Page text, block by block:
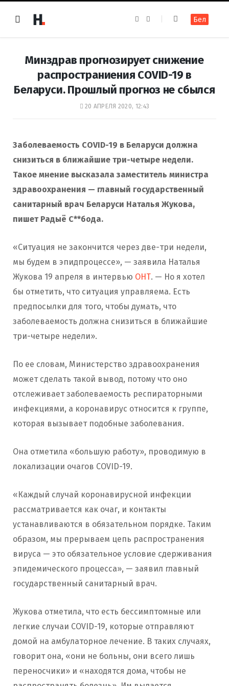
e
o
k
t
r
m
Бел
Минздрав прогнозирует снижение
распространиения COVID-19 в
Беларуси. Прошлый прогноз не сбылся
20 АПРЕЛЯ 2020, 12:43
Заболеваемость COVID-19 в Беларуси должна
снизиться в ближайшие три-четыре недели.
Такое мнение высказала заместитель министра
здравоохранения — главный государственный
санитарный врач Беларуси Наталья Жукова,
пишет Радыё С**бода.
«Ситуация не закончится через две-три недели,
мы будем в эпидпроцессе», — заявила Наталья
Жукова 19 апреля в интервью ОНТ. — Но я хотел
бы отметить, что ситуация управляема. Есть
предпосылки для того, чтобы думать, что
заболеваемость должна снизиться в ближайшие
три-четыре недели».
По ее словам, Министерство здравоохранения
может сделать такой вывод, потому что оно
отслеживает заболеваемость респираторными
инфекциями, а коронавирус относится к группе,
которая вызывает подобные заболевания.
Она отметила «большую работу», проводимую в
локализации очагов COVID-19.
«Каждый случай коронавирусной инфекции
рассматривается как очаг, и контакты
устанавливаются в обязательном порядке. Таким
образом, мы прерываем цепь распространения
вируса — это обязательное условие сдерживания
эпидемического процесса», — заявил главный
государственный санитарный врач.
Жукова отметила, что есть бессимптомные или
легкие случаи COVID-19, которые отправляют
домой на амбулаторное лечение. В таких случаях,
говорит она, «они не больны, они всего лишь
переносчики» и «находятся дома, чтобы не